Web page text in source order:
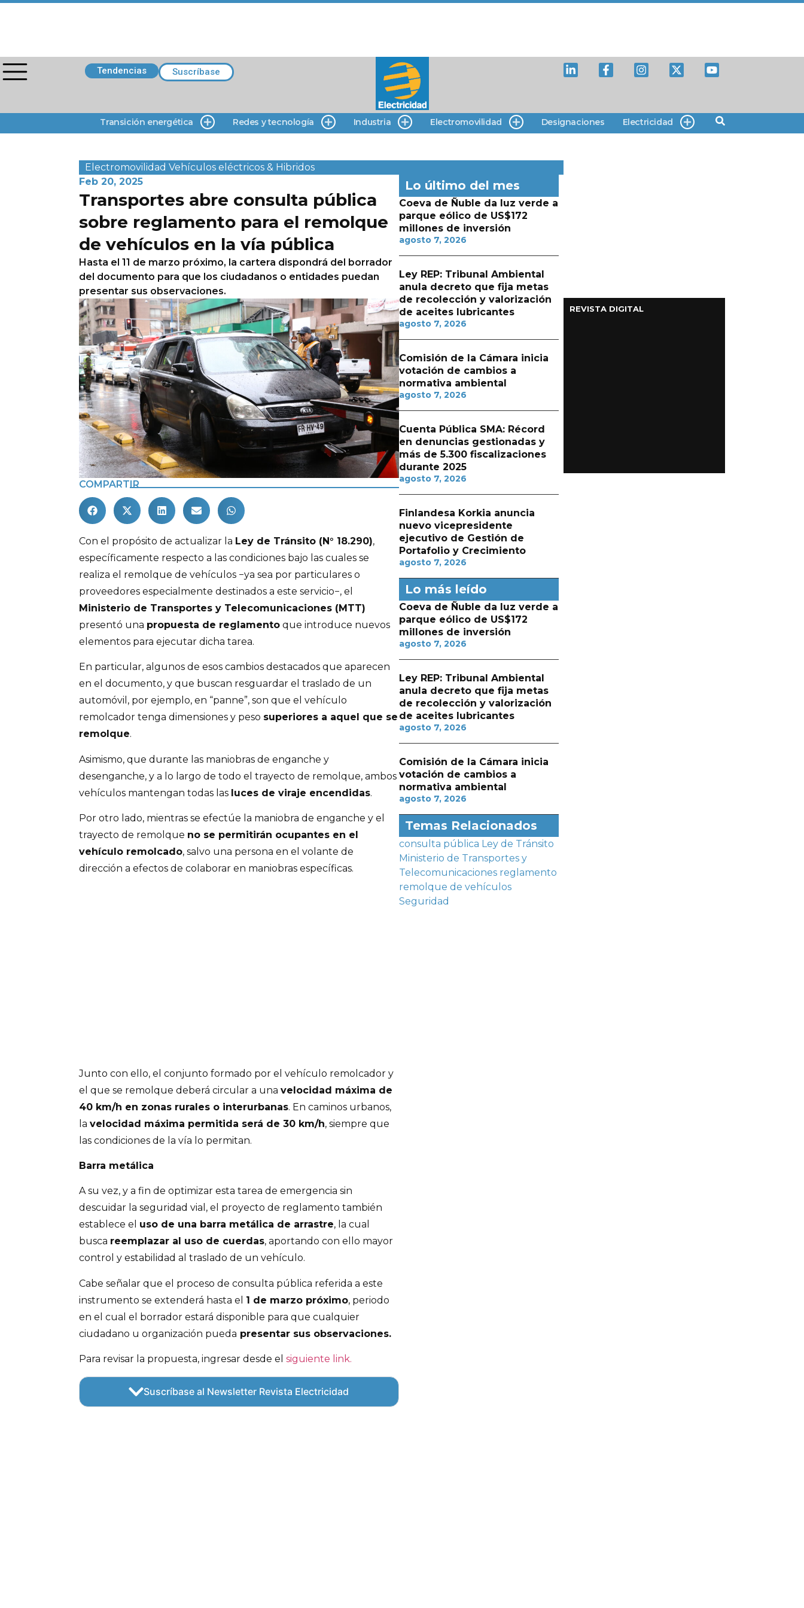
Tendencias Suscríbase
Transición energética Redes y tecnología Industria Electromovilidad Designaciones Electricidad
Electromovilidad Vehículos eléctricos & Hibridos
Feb 20, 2025
Transportes abre consulta pública
sobre reglamento para el remolque
de vehículos en la vía pública
Hasta el 11 de marzo próximo, la cartera dispondrá del borrador
del documento para que los ciudadanos o entidades puedan
presentar sus observaciones.
COMPARTIR
Con el propósito de actualizar la Ley de Tránsito (N° 18.290),
específicamente respecto a las condiciones bajo las cuales se
realiza el remolque de vehículos −ya sea por particulares o
proveedores especialmente destinados a este servicio−, el
Ministerio de Transportes y Telecomunicaciones (MTT)
presentó una propuesta de reglamento que introduce nuevos
elementos para ejecutar dicha tarea.
En particular, algunos de esos cambios destacados que aparecen
en el documento, y que buscan resguardar el traslado de un
automóvil, por ejemplo, en “panne”, son que el vehículo
remolcador tenga dimensiones y peso superiores a aquel que se
remolque.
Asimismo, que durante las maniobras de enganche y
desenganche, y a lo largo de todo el trayecto de remolque, ambos
vehículos mantengan todas las luces de viraje encendidas.
Por otro lado, mientras se efectúe la maniobra de enganche y el
trayecto de remolque no se permitirán ocupantes en el
vehículo remolcado, salvo una persona en el volante de
dirección a efectos de colaborar en maniobras específicas.
Junto con ello, el conjunto formado por el vehículo remolcador y
el que se remolque deberá circular a una velocidad máxima de
40 km/h en zonas rurales o interurbanas. En caminos urbanos,
la velocidad máxima permitida será de 30 km/h, siempre que
las condiciones de la vía lo permitan.
Barra metálica
A su vez, y a fin de optimizar esta tarea de emergencia sin
descuidar la seguridad vial, el proyecto de reglamento también
establece el uso de una barra metálica de arrastre, la cual
busca reemplazar al uso de cuerdas, aportando con ello mayor
control y estabilidad al traslado de un vehículo.
Cabe señalar que el proceso de consulta pública referida a este
instrumento se extenderá hasta el 1 de marzo próximo, periodo
en el cual el borrador estará disponible para que cualquier
ciudadano u organización pueda presentar sus observaciones.
Para revisar la propuesta, ingresar desde el siguiente link.
Suscríbase al Newsletter Revista Electricidad
Lo último del mes
Coeva de Ñuble da luz verde a
parque eólico de US$172
millones de inversión
agosto 7, 2026
Ley REP: Tribunal Ambiental
anula decreto que fija metas
de recolección y valorización
de aceites lubricantes
agosto 7, 2026
Comisión de la Cámara inicia
votación de cambios a
normativa ambiental
agosto 7, 2026
Cuenta Pública SMA: Récord
en denuncias gestionadas y
más de 5.300 fiscalizaciones
durante 2025
agosto 7, 2026
Finlandesa Korkia anuncia
nuevo vicepresidente
ejecutivo de Gestión de
Portafolio y Crecimiento
agosto 7, 2026
Lo más leído
Coeva de Ñuble da luz verde a
parque eólico de US$172
millones de inversión
agosto 7, 2026
Ley REP: Tribunal Ambiental
anula decreto que fija metas
de recolección y valorización
de aceites lubricantes
agosto 7, 2026
Comisión de la Cámara inicia
votación de cambios a
normativa ambiental
agosto 7, 2026
Temas Relacionados
consulta pública Ley de Tránsito
Ministerio de Transportes y
Telecomunicaciones reglamento
remolque de vehículos
Seguridad
REVISTA DIGITAL